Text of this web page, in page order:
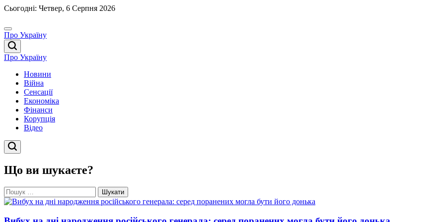
Перейти
вмісту
Сьогодні: Четвер, 6 Серпня 2026
Про Україну
Про Україну
Новини
Війна
Сенсації
Економіка
Фінанси
Корупція
Відео
Що ви шукаєте?
Пошук: